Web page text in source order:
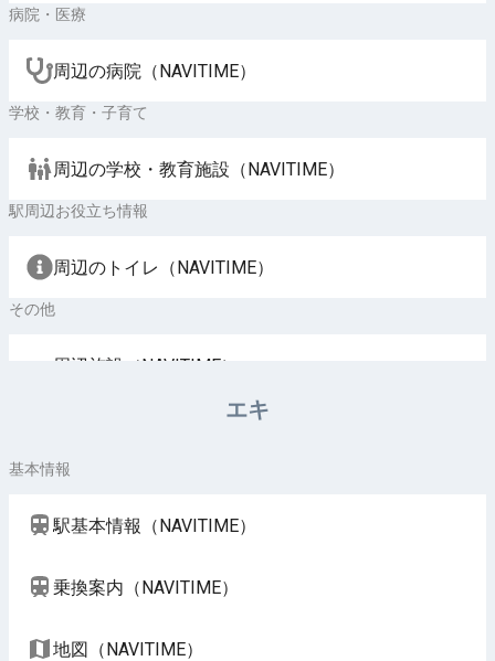
病院・医療
周辺の病院（NAVITIME）
学校・教育・子育て
周辺の学校・教育施設（NAVITIME）
駅周辺お役立ち情報
周辺のトイレ（NAVITIME）
その他
周辺施設（NAVITIME）
エキ
基本情報
駅基本情報（NAVITIME）
乗換案内（NAVITIME）
地図（NAVITIME）